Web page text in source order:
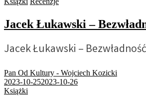
Jacek Łukawski –
Jacek Łukawski –
Pan Od Kultury - Wojciech Kozicki
2023-10-252023-10-26
Książki